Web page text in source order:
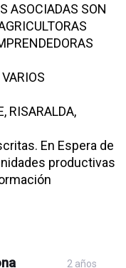
ASOCIADAS SON
RISARALDA,
En Espera de
productivas
2 años